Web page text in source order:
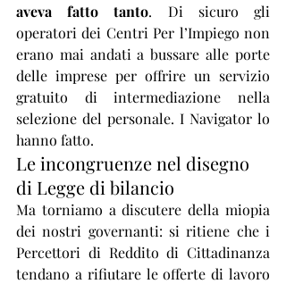
aveva fatto tanto. Di sicuro gli
operatori dei Centri Per l’Impiego non
erano mai andati a bussare alle porte
delle imprese per offrire un servizio
gratuito di intermediazione nella
selezione del personale. I Navigator lo
hanno fatto.
Le incongruenze nel disegno
di Legge di bilancio
Ma torniamo a discutere della miopia
dei nostri governanti: si ritiene che i
Percettori di Reddito di Cittadinanza
tendano a rifiutare le offerte di lavoro